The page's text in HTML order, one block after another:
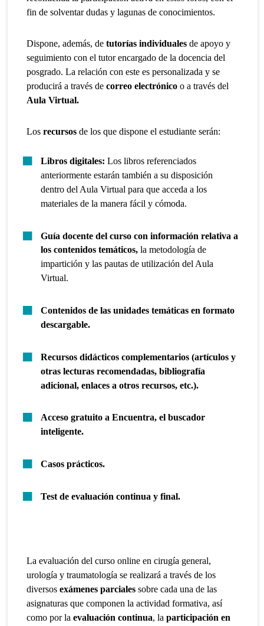
fin de solventar dudas y lagunas de conocimientos.
Dispone, además, detutorías individuales de apoyo y
seguimiento con el tutor encargado de la docencia del
posgrado. La relación con este es personalizada y se
producirá a través decorreo electrónico o a través del
Aula Virtual.
Losrecursos de los que dispone el estudiante serán:
Libros digitales:Los libros referenciados
anteriormente estarán también a su disposición
dentro del Aula Virtual para que acceda a los
materiales de la manera fácil y cómoda.
Guía docente del curso con información relativa a
los contenidos temáticos, la metodología de
impartición y las pautas de utilización del Aula
Virtual.
Contenidos de las unidades temáticas en formato
descargable.
Recursos didácticos complementarios (artículos y
otras lecturas recomendadas, bibliografía
adicional, enlaces a otros recursos, etc.).
Acceso gratuito a Encuentra, el buscador
inteligente.
Casos prácticos.
Test de evaluación continua y final.
La evaluación del curso online en cirugía general,
urología y traumatología se realizará a través de los
diversosexámenes parciales sobre cada una de las
asignaturas que componen la actividad formativa, así
como por laevaluación continua, laparticipación en